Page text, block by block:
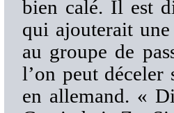
bien calé. Il est
qui ajouterait
au groupe de
l’on peut déceler
en allemand. «